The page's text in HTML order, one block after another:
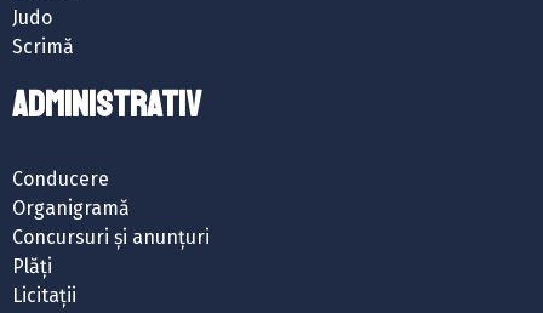
Judo
Scrimă
ADMINISTRATIV
Conducere
Organigramă
Concursuri și anunțuri
Plăți
Licitații